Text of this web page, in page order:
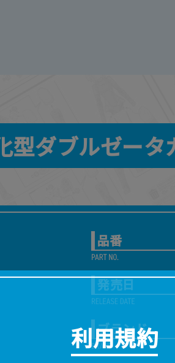
型ダブルゼー
品番
発売日
ブランド
利用規約